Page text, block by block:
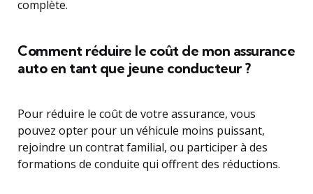
complète.
Comment réduire le coût de mon assurance
auto en tant que jeune conducteur ?
Pour réduire le coût de votre assurance, vous
pouvez opter pour un véhicule moins puissant,
rejoindre un contrat familial, ou participer à des
formations de conduite qui offrent des réductions.